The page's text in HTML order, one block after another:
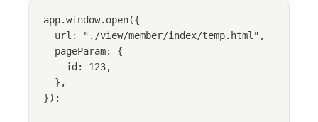
app.window. open({
url:
" ./view/member/index/temp.html " ,
pageParam: {
id: 123,
},
});